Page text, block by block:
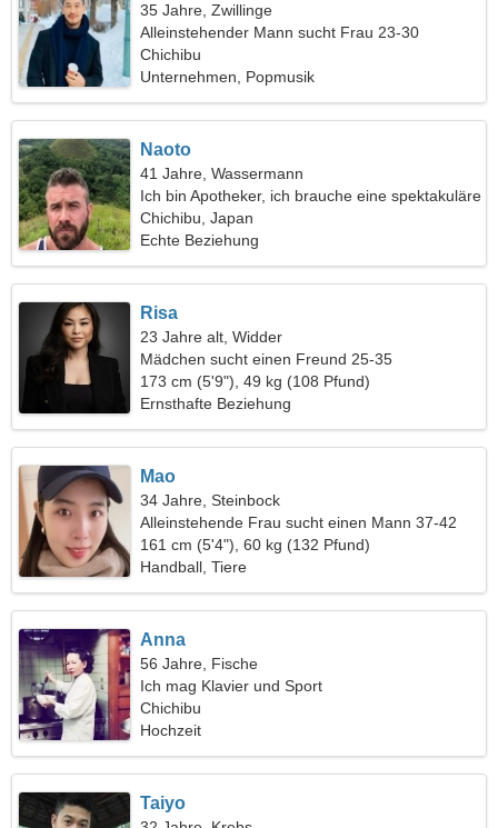
35 Jahre, Zwillinge
Alleinstehender Mann sucht Frau 23-30
Chichibu
Unternehmen, Popmusik
Naoto
41 Jahre, Wassermann
Ich bin Apotheker, ich brauche eine spektakuläre
Frau
Chichibu, Japan
Echte Beziehung
Risa
23 Jahre alt, Widder
Mädchen sucht einen Freund 25-35
173 cm (5'9"), 49 kg (108 Pfund)
Ernsthafte Beziehung
Mao
34 Jahre, Steinbock
Alleinstehende Frau sucht einen Mann 37-42
161 cm (5'4"), 60 kg (132 Pfund)
Handball, Tiere
Anna
56 Jahre, Fische
Ich mag Klavier und Sport
Chichibu
Hochzeit
Taiyo